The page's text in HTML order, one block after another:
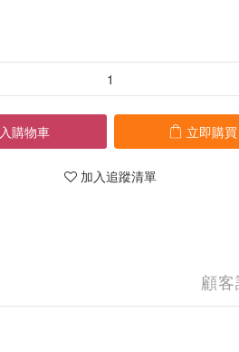
購物車 立即購買
加入追蹤清單
顧